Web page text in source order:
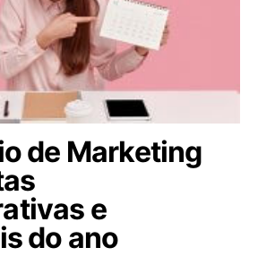
de Marketing
e
do ano